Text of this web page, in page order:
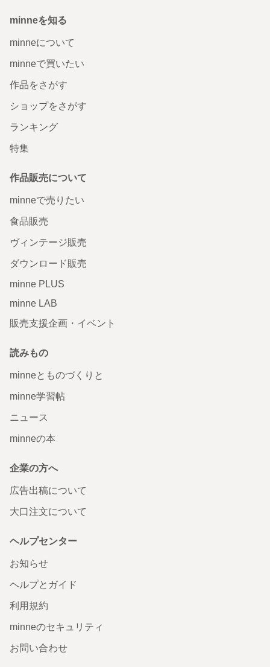
minneを知る
minneについて
minneで買いたい
作品をさがす
ショップをさがす
ランキング
特集
作品販売について
minneで売りたい
食品販売
ヴィンテージ販売
ダウンロード販売
minne PLUS
minne LAB
販売支援企画・イベント
読みもの
minneとものづくりと
minne学習帖
ニュース
minneの本
企業の方へ
広告出稿について
大口注文について
ヘルプセンター
お知らせ
ヘルプとガイド
利用規約
minneのセキュリティ
お問い合わせ